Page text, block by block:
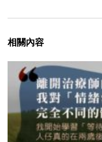
相關內容